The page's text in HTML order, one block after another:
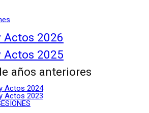
Actos 2026
Actos 2025
años anteriores
Actos 2024
Actos 2023